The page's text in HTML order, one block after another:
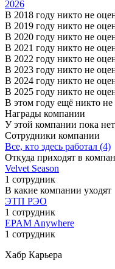
2026
В 2018 году никто не
В 2019 году никто не
В 2020 году никто не
В 2021 году никто не
В 2022 году никто не
В 2023 году никто не
В 2024 году никто не
В 2025 году никто не
В этом году ещё никто
Награды компании
У этой компании пока
Сотрудники компании
Все, кто здесь работал (4)
Откуда приходят в
Velvet Season
1 сотрудник
В какие компании уходят
ЭТП РЭО
1 сотрудник
EPAM Anywhere
1 сотрудник
Хабр Карьера